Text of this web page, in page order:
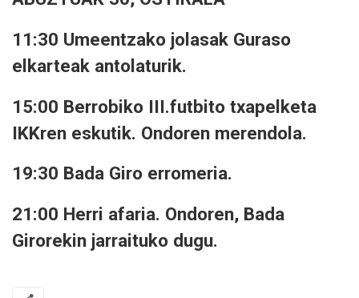
11:30 Umeentzako jolasak Guraso
elkarteak antolaturik.
15:00 Berrobiko III.futbito txapelketa
IKKren eskutik. Ondoren merendola.
19:30 Bada Giro erromeria.
21:00 Herri afaria. Ondoren, Bada
Girorekin jarraituko dugu.